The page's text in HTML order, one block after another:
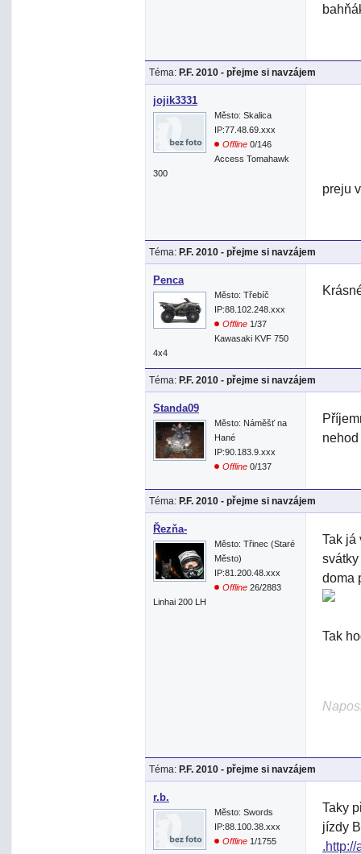
Téma: P.F. 2010 - přejme si navzájem
jojik3331
Město: Skalica
IP:77.48.69.xxx
Offline 0/146
Access Tomahawk
300
preju
Téma: P.F. 2010 - přejme si navzájem
Penca
Město: Třebíč
IP:88.102.248.xxx
Offline 1/37
Kawasaki KVF 750
4x4
Téma: P.F. 2010 - přejme si navzájem
Standa09
Město: Náměšť na
Hané
IP:90.183.9.xxx
Offline 0/137
Téma: P.F. 2010 - přejme si navzájem
Řezňa-
Město: Třinec (Staré
Město)
IP:81.200.48.xxx
Offline 26/2883
Linhai 200 LH
Tak já
doma
Tak
Téma: P.F. 2010 - přejme si navzájem
r.b.
Město: Swords
IP:88.100.38.xxx
Offline 1/1755
Taky
jízdy